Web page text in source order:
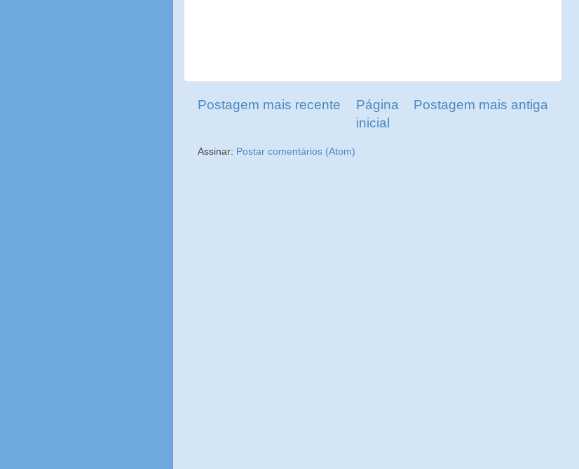
Postagem mais recente Postagem mais antiga
Página
inicial
Assinar: Postar comentários (Atom)